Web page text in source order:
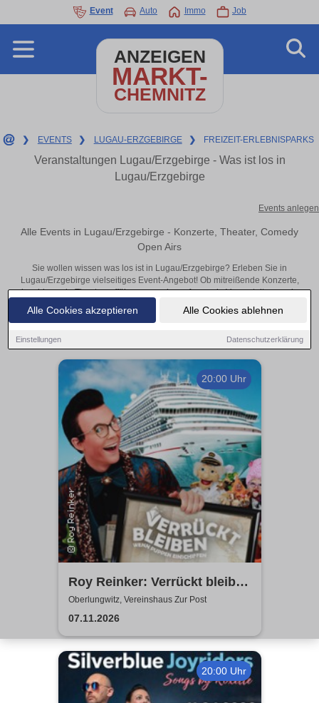
Alle Cookies akzeptieren Alle Cookies ablehnen
Einstellungen Datenschutzerklärung
Event Auto Immo Job
ANZEIGEN
MARKT-
CHEMNITZ
❯ EVENTS ❯ LUGAU-ERZGEBIRGE ❯ FREIZEIT-ERLEBNISPARKS
Veranstaltungen Lugau/Erzgebirge - Was ist los in
Lugau/Erzgebirge
Events anlegen
Alle Events in Lugau/Erzgebirge - Konzerte, Theater, Comedy
Open Airs
Sie wollen wissen was los ist in Lugau/Erzgebirge? Erleben Sie in
Lugau/Erzgebirge vielseitiges Event-Angebot! Ob mitreißende Konzerte,
inspirierende Theateraufführungen oder aufregende Veranstaltungen in
Lugau/Erzgebirge – hier finden alles im Überblick und Tickets.
20:00 Uhr
Roy Reinker: Verrückt bleiben
- Wenn Puppen einschiffen
Oberlungwitz, Vereinshaus Zur Post
07.11.2026
20:00 Uhr